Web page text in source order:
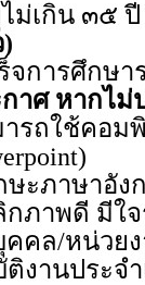
ไม่เกิน ๓๕
จการศึกษ
กาศ หากไ
รถใช้คอมพิ
ษะภาษาอัง
กภาพดี มีใ
คล/หน่วยง
งานประจ